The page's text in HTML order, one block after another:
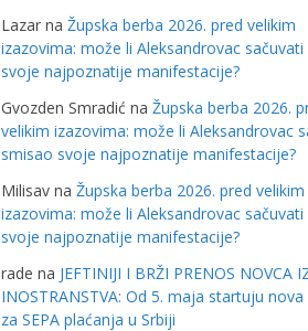
Lazar na Župska berba 2026. pred velikim
izazovima: može li Aleksandrovac
svoje najpoznatije manifestacije?
Gvozden Smradić na Župska berba 2026.
velikim izazovima: može li Aleksandrovac
smisao svoje najpoznatije manifestacije?
Milisav na Župska berba 2026. pred velikim
izazovima: može li Aleksandrovac
svoje najpoznatije manifestacije?
rade na JEFTINIJI I BRŽI PRENOS NOVCA
INOSTRANSTVA: Od 5. maja startuju nova
za SEPA plaćanja u Srbiji